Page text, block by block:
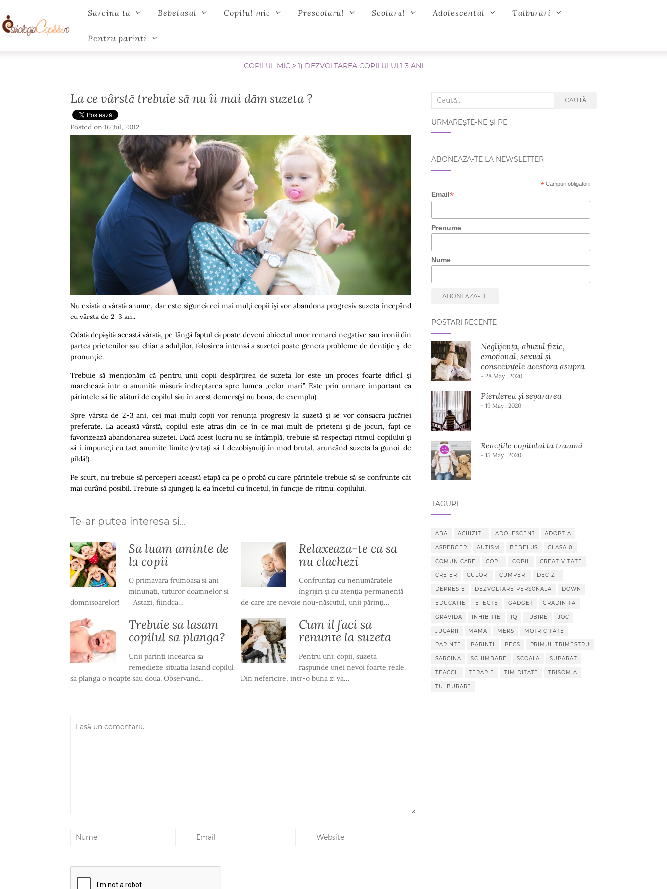
Sarcina ta Bebelusul Copilul mic Prescolarul Scolarul Adolescentul Tulburari
Pentru parinti
1) DEZVOLTAREA COPILULUI 1-3 ANI
COPILUL MIC
La ce vârstă trebuie să nu îi mai dăm suzeta ?
Posted on 16 Jul, 2012
Nu există o vârstă anume, dar este sigur că cei mai mulţi copii îşi vor abandona progresiv suzeta începând
cu vârsta de 2-3 ani.
Odată depăşită această vârstă, pe lângă faptul că poate deveni obiectul unor remarci negative sau ironii din
partea prietenilor sau chiar a adulţilor, folosirea intensă a suzetei poate genera probleme de dentiţie şi de
pronunţie.
Trebuie să menţionăm că pentru unii copii despărţirea de suzeta lor este un proces foarte dificil şi
marchează într-o anumită măsură îndreptarea spre lumea „celor mari”. Este prin urmare important ca
părintele să fie alături de copilul său în acest demers(şi nu bona, de exemplu).
Spre vârsta de 2-3 ani, cei mai mulţi copii vor renunţa progresiv la suzetă şi se vor consacra jucăriei
preferate. La această vârstă, copilul este atras din ce în ce mai mult de prieteni şi de jocuri, fapt ce
favorizează abandonarea suzetei. Dacă acest lucru nu se întâmplă, trebuie să respectaţi ritmul copilului şi
să-i impuneţi cu tact anumite limite (evitaţi să-l dezobişnuiţi în mod brutal, aruncând suzeta la gunoi, de
pildă!).
Pe scurt, nu trebuie să perceperi această etapă ca pe o probă cu care părintele trebuie să se confrunte cât
mai curând posibil. Trebuie să ajungeţi la ea încetul cu încetul, în funcţie de ritmul copilului.
Te-ar putea interesa si...
Sa luam aminte de
la copii
O primavara frumoasa si ani
minunati, tuturor doamnelor si
domnisoarelor! Astazi, fiindca…
Relaxeaza-te ca sa
nu clachezi
Confruntaţi cu nenumăratele
îngrijiri şi cu atenţia permanentă
de care are nevoie nou-născutul, unii părinţi…
Trebuie sa lasam
copilul sa planga?
Unii parinti incearca sa
remedieze situatia lasand copilul
sa planga o noapte sau doua. Observand…
Cum il faci sa
renunte la suzeta
Pentru unii copii, suzeta
raspunde unei nevoi foarte reale.
Din nefericire, intr-o buna zi va…
Search for: CAUTĂ
URMĂREȘTE-NE ȘI PE
ABONEAZA-TE LA NEWSLETTER
*Campuri obligatorii
Email*
Prenume
Nume
POSTĂRI RECENTE
Neglijența, abuzul fizic,
emoțional, sexual și
consecințele acestora asupra
dezvoltării copilului
- 28 May , 2020
Pierderea și separarea
- 19 May , 2020
Reacțiile copilului la traumă
- 15 May , 2020
TAGURI
ABA ACHIZITII ADOLESCENT ADOPTIA
ASPERGER AUTISM BEBELUS CLASA 0
COMUNICARE COPII COPIL CREATIVITATE
CREIER CULORI CUMPERI DECIZII
DEPRESIE DEZVOLTARE PERSONALA DOWN
EDUCATIE EFECTE GADGET GRADINITA
GRAVIDA INHIBITIE IQ IUBIRE JOC
JUCARII MAMA MERS MOTRICITATE
PARINTE PARINTI PECS PRIMUL TRIMESTRU
SARCINA SCHIMBARE SCOALA SUPARAT
TEACCH TERAPIE TIMIDITATE TRISOMIA
TULBURARE